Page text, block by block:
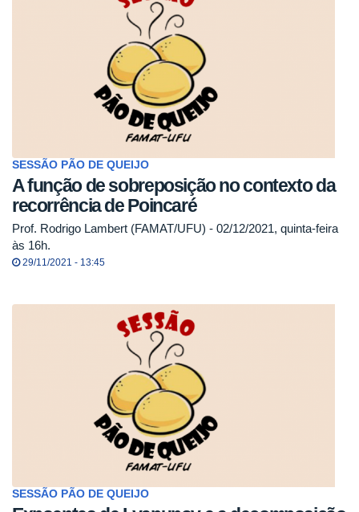
SESSÃO PÃO DE QUEIJO
A função de sobreposição no contexto da
recorrência de Poincaré
Prof. Rodrigo Lambert (FAMAT/UFU) - 02/12/2021, quinta-feira
às 16h.
29/11/2021 - 13:45
SESSÃO PÃO DE QUEIJO